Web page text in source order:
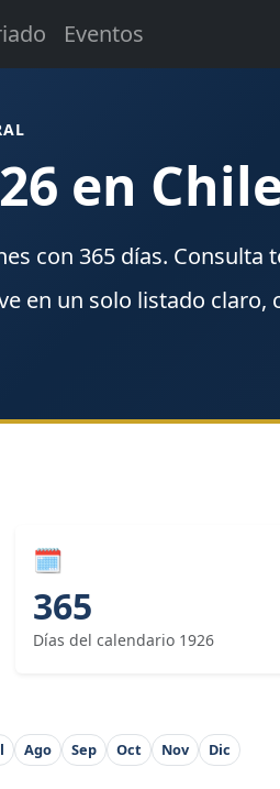
Eventos
en
con 365 días. Consulta
en un solo listado claro,
🗓
365
Días del calendario 1926
Ago Sep Oct Nov Dic